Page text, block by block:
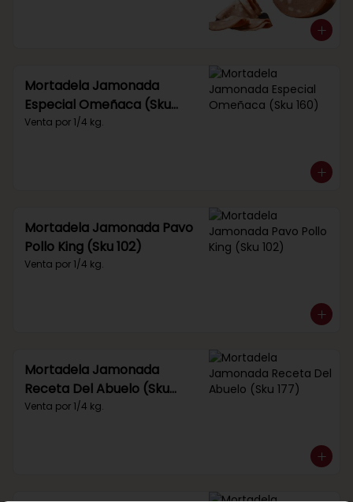
Mortadela Jamonada
Especial Omeñaca (Sku
160)
Venta por 1/4 kg.
Mortadela Jamonada Pavo
Pollo King (Sku 102)
Venta por 1/4 kg.
Mortadela Jamonada
Receta Del Abuelo (Sku
177)
Venta por 1/4 kg.